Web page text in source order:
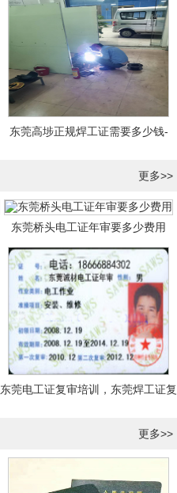
东莞高埗正规焊工证需要多少钱-
更多>>
东莞桥头电工证年审要多少费用
东莞电工证复审培训，东莞焊工证复
更多>>